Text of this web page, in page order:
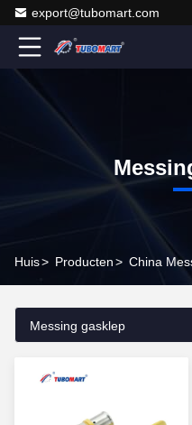
export@tubomart.com
Huis> Producten> China
Messing gasklep